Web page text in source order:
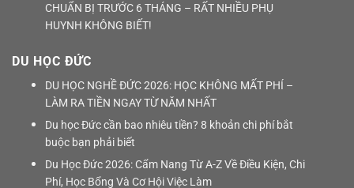
CHUẨN BỊ TRƯỚC 6 THÁNG – RẤT NHIỀU PHỤ
HUYNH KHÔNG BIẾT!
DU HỌC ĐỨC
DU HỌC NGHỀ ĐỨC 2026: HỌC KHÔNG MẤT PHÍ –
LÀM RA TIỀN NGAY TỪ NĂM NHẤT
Du học Đức cần bao nhiêu tiền? 8 khoản chi phí bắt
buộc bạn phải biết
Du Học Đức 2026: Cẩm Nang Từ A-Z Về Điều Kiện, Chi
Phí, Học Bổng Và Cơ Hội Việc Làm